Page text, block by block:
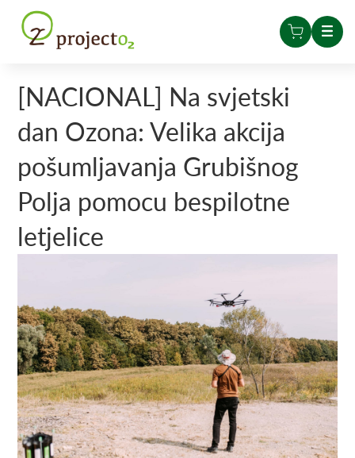
[NACIONAL] Na svjetski
dan Ozona: Velika akcija
pošumljavanja Grubišnog
Polja pomocu bespilotne
letjelice